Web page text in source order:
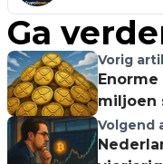
Ga
Vorig
Enorme
miljoen
Ripple's
Volgend